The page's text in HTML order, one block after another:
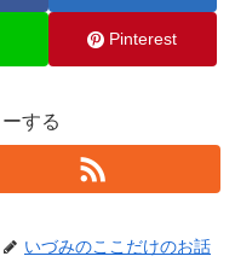
Pinterest
する
いづみのここだけのお話